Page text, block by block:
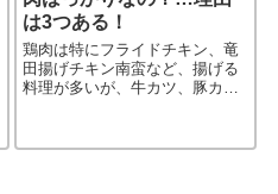
は3つある！
鶏肉は特にフライドチキン、竜
田揚げチキン南蛮など、揚げる
料理が多いが、牛カツ、豚カツ
と言えば鶏肉ばかり、なのだろ